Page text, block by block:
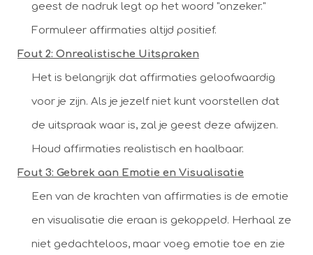
geest de nadruk legt op het woord "onzeker."
Formuleer affirmaties altijd positief.
Fout 2: Onrealistische Uitspraken
Het is belangrijk dat affirmaties geloofwaardig
voor je zijn. Als je jezelf niet kunt voorstellen dat
de uitspraak waar is, zal je geest deze afwijzen.
Houd affirmaties realistisch en haalbaar.
Fout 3: Gebrek aan Emotie en Visualisatie
Een van de krachten van affirmaties is de emotie
en visualisatie die eraan is gekoppeld. Herhaal ze
niet gedachteloos, maar voeg emotie toe en zie